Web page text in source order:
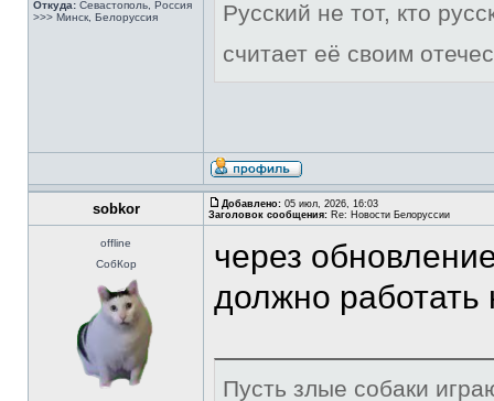
Откуда: Севастополь, Россия
>>> Минск, Белоруссия
Русский не тот, кто
считает её своим
sobkor Добавлено: 05 июл, 2026, 16:03
Заголовок сообщения: Re: Новости Белоруссии
offline
СобКор
через
должно работать
Пусть злые собаки